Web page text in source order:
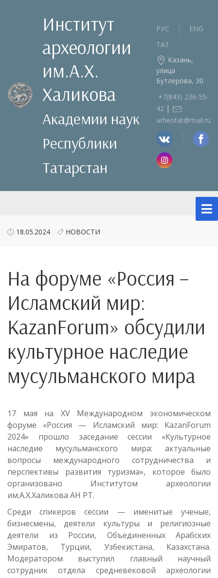
Институт
археологии
им.А.Х.
Халикова
Академии наук
Республики
Татарстан
РУС
ENG
ТАТ
Казань,
улица
Бутлерова, 30
+7(843) 236‑55-
42 |
arheotat@mail.ru
18.05.2024 НОВОСТИ
На форуме «Россия –
Исламский мир:
KazanForum» обсудили
культурное наследие
мусульманского мира
17 мая на XV Международном экономическом
форуме «Россия — Исламский мир: KazanForum
2024» прошло заседание сессии «Культурное
наследие мусульманского мира: актуальные
вопросы международного сотрудничества и
перспективы развития туризма», которое было
организовано Институтом археологии
им.А.Х.Халикова АН РТ.
Среди спикеров сессии — именитые ученые,
бизнесмены, деятели культуры и религиозные
деятели из России, Объединенных Арабских
Эмиратов, Турции, Узбекистана, Казахстана.
Модератором выступил главный научный
сотрудник отдела средневековой археологии